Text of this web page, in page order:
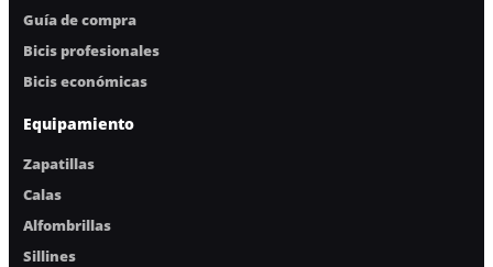
Guía de compra
Bicis profesionales
Bicis económicas
Equipamiento
Zapatillas
Calas
Alfombrillas
Sillines